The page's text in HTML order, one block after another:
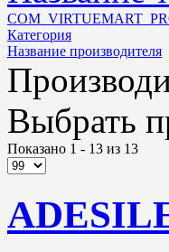
Категория
Название производителя
Выбрать
Показано 1 - 13 из 13